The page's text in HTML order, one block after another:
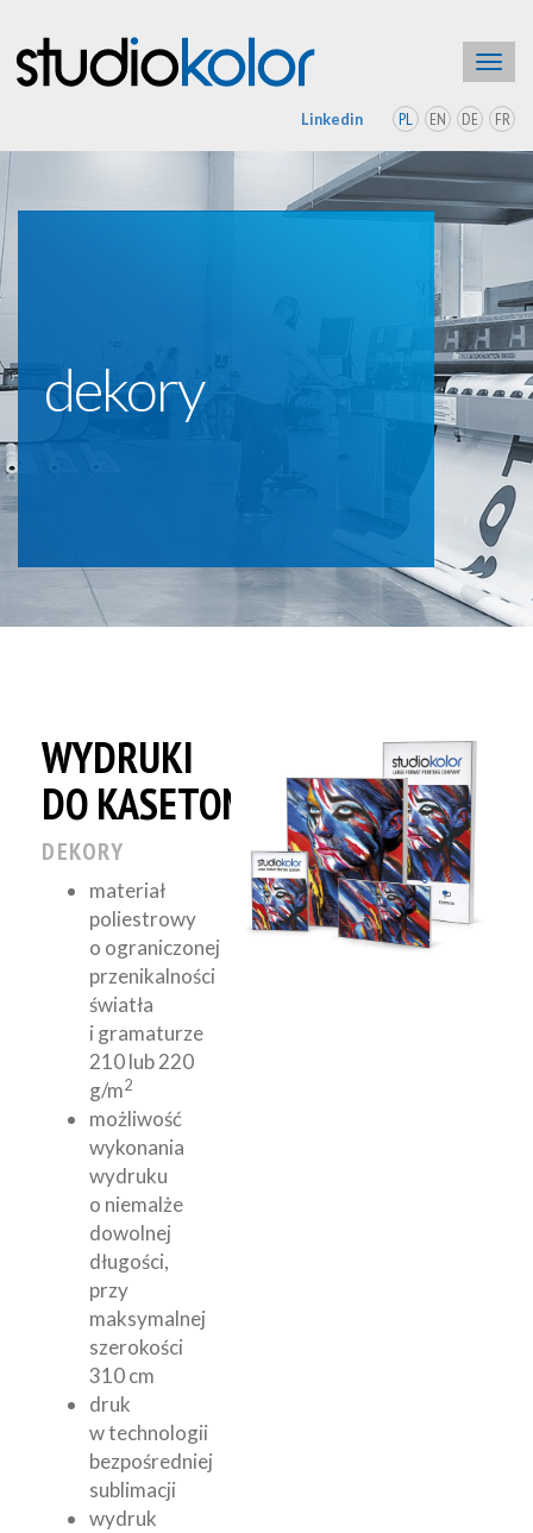
Linkedin PL EN DE FR
dekory
WYDRUKI
DO KASETONÓW
DEKORY
materiał
poliestrowy
o ograniczonej
przenikalności
światła
i gramaturze
210 lub 220
g/m2
możliwość
wykonania
wydruku
o niemalże
dowolnej
długości,
przy
maksymalnej
szerokości
310 cm
druk
w technologii
bezpośredniej
sublimacji
wydruk